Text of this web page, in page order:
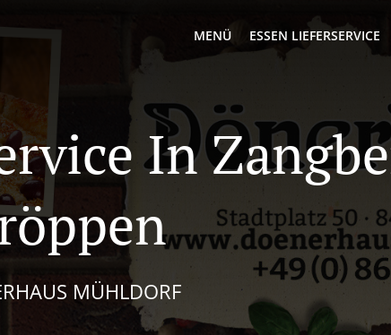
MENÜ ESSEN LIEFERSERVICE
In
MÜHLDORF